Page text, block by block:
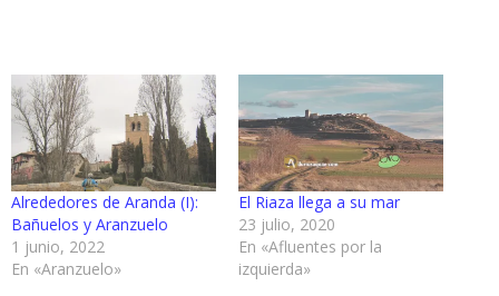
Alrededores de Aranda (I):
Bañuelos y Aranzuelo
1 junio, 2022
En «Aranzuelo»
El Riaza llega a su mar
23 julio, 2020
En «Afluentes por la
izquierda»